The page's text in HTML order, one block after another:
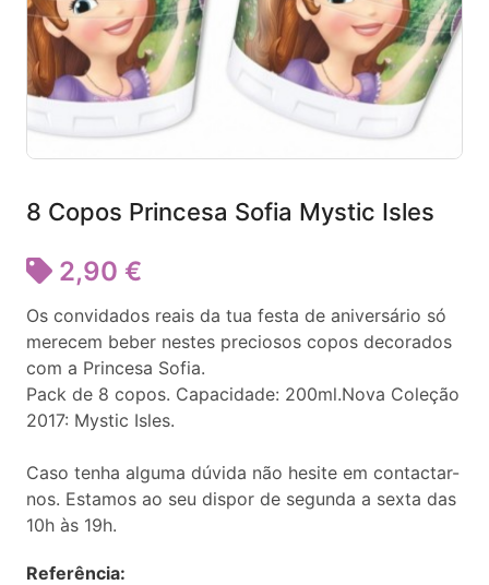
8 Copos Princesa Sofia Mystic Isles
2,90 €
Os convidados reais da tua festa de aniversário só
merecem beber nestes preciosos copos decorados
com a Princesa Sofia.
Pack de 8 copos. Capacidade: 200ml.Nova Coleção
2017: Mystic Isles.
Caso tenha alguma dúvida não hesite em contactar-
nos. Estamos ao seu dispor de segunda a sexta das
10h às 19h.
Referência: